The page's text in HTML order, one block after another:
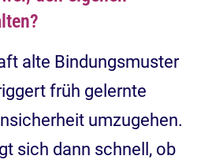
alte Bindungsmuster
früh gelernte
umzugehen.
sich dann schnell, ob